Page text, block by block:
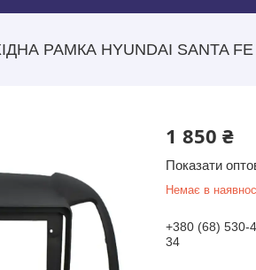
РАМКА HYUNDAI SANTA
1 850 ₴
Показати
Немає в
+380 (68) 530-
34